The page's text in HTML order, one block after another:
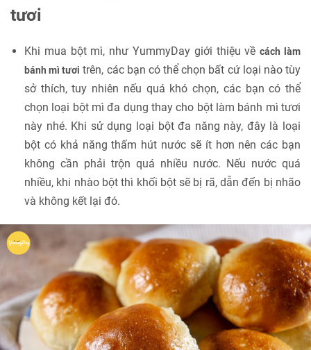
tươi
Khi mua bột mì, như YummyDay giới thiệu vềcách làm
bánh mì tươi trên, các bạn có thể chọn bất cứ loại nào tùy
sở thích, tuy nhiên nếu quá khó chọn, các bạn có thể
chọn loại bột mì đa dụng thay cho bột làm bánh mì tươi
này nhé. Khi sử dụng loại bột đa năng này, đây là loại
bột có khả năng thấm hút nước sẽ ít hơn nên các bạn
không cần phải trộn quá nhiều nước. Nếu nước quá
nhiều, khi nhào bột thì khối bột sẽ bị rã, dẫn đến bị nhão
và không kết lại đó.